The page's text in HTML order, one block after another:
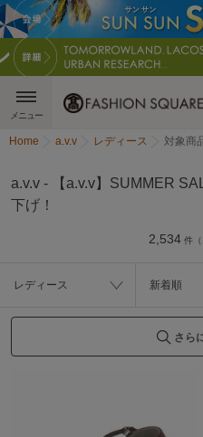
メニュー
Home a.v.v レディース 対象商
a.v.v - 【a.v.v】SUMMER
下げ！
2,534 件（
レディース 新着順
さら